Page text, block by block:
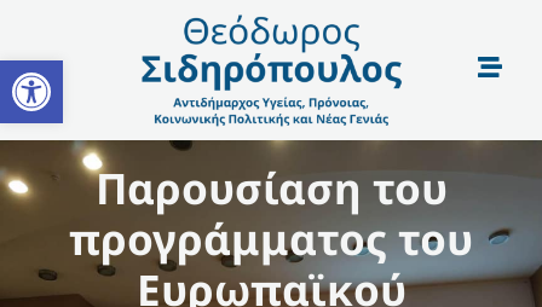
Open toolbar
Παρουσίαση του
προγράμματος του
Ευρωπαϊκού